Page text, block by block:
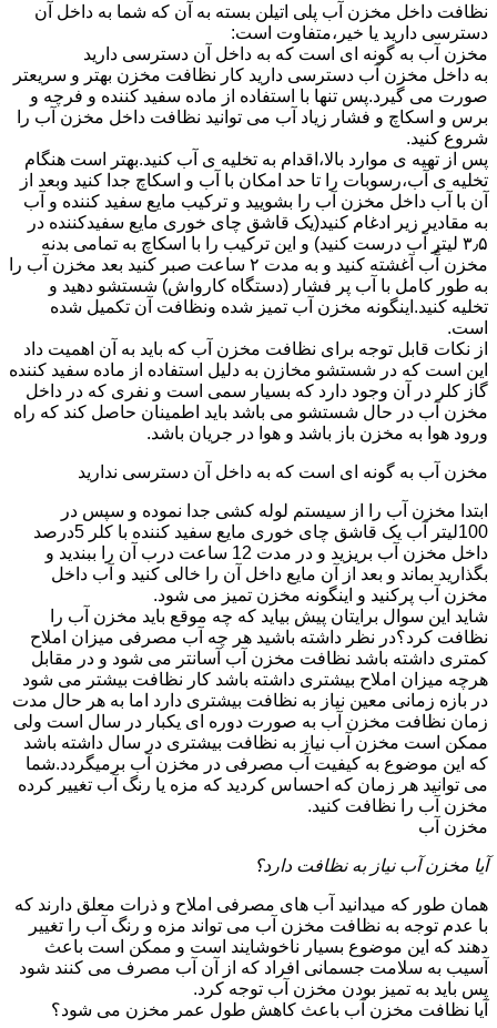
نظافت داخل مخزن آب پلی اتیلن بسته به آن که شما به داخل آن
دسترسی دارید یا خیر،متفاوت است:
مخزن آب به گونه ای است که به داخل آن دسترسی دارید
به داخل مخزن آب دسترسی دارید کار نظافت مخزن بهتر و سریعتر
صورت می گیرد.پس تنها با استفاده از ماده سفید کننده و فرچه و
برس و اسکاچ و فشار زیاد آب می توانید نظافت داخل مخزن آب را
شروع کنید.
پس از تهیه ی موارد بالا،اقدام به تخلیه ی آب کنید.بهتر است هنگام
تخلیه ی آب،رسوبات را تا حد امکان با آب و اسکاچ جدا کنید وبعد از
آن با آب داخل مخزن آب را بشویید و ترکیب مایع سفید کننده و آب
به مقادیر زیر ادغام کنید(یک قاشق چای خوری مایع سفیدکننده در
۳٫۵ لیتر آب درست کنید) و این ترکیب را با اسکاچ به تمامی بدنه
مخزن آّب آغشته کنید و به مدت ۲ ساعت صبر کنید بعد مخزن آب را
به طور کامل با آب پر فشار (دستگاه کارواش) شستشو دهید و
تخلیه کنید.اینگونه مخزن آب تمیز شده ونظافت آن تکمیل شده
است.
از نکات قابل توجه برای نظافت مخزن آب که باید به آن اهمیت داد
این است که در شستشو مخازن به دلیل استفاده از ماده سفید کننده
گاز کلر در آن وجود دارد که بسیار سمی است و نفری که در داخل
مخزن آب در حال شستشو می باشد باید اطمینان حاصل کند که راه
ورود هوا به مخزن باز باشد و هوا در جریان باشد.
مخزن آب به گونه ای است که به داخل آن دسترسی ندارید
ابتدا مخزن آب را از سیستم لوله کشی جدا نموده و سپس در
100لیتر آب یک قاشق چای خوری مایع سفید کننده با کلر 5درصد
داخل مخزن آب بریزید و در مدت 12 ساعت درب آن را ببندید و
بگذارید بماند و بعد از آن مایع داخل آن را خالی کنید و آب داخل
مخزن آب پرکنید و اینگونه مخزن تمیز می شود.
شاید این سوال برایتان پیش بیاید که چه موقع باید مخزن آب را
نظافت کرد؟در نظر داشته باشید هر چه آب مصرفی میزان املاح
کمتری داشته باشد نظافت مخزن آب آسانتر می شود و در مقابل
هرچه میزان املاح بیشتری داشته باشد کار نظافت بیشتر می شود
در بازه زمانی معین نیاز به نظافت بیشتری دارد اما به هر حال مدت
زمان نظافت مخزن آب به صورت دوره ای یکبار در سال است ولی
ممکن است مخزن آب نیاز به نظافت بیشتری در سال داشته باشد
که این موضوع به کیفیت آب مصرفی در مخزن آب برمیگردد.شما
می توانید هر زمان که احساس کردید که مزه یا رنگ آب تغییر کرده
مخزن آب را نظافت کنید.
مخزن آب
آیا مخزن آب نیاز به نظافت دارد؟
همان طور که میدانید آب های مصرفی املاح و ذرات معلق دارند که
با عدم توجه به نظافت مخزن آب می تواند مزه و رنگ آب را تغییر
دهند که این موضوع بسیار ناخوشایند است و ممکن است باعث
آسیب به سلامت جسمانی افراد که از آن آب مصرف می کنند شود
پس باید به تمیز بودن مخزن آب توجه کرد.
آیا نظافت مخزن آب باعث کاهش طول عمر مخزن می شود؟